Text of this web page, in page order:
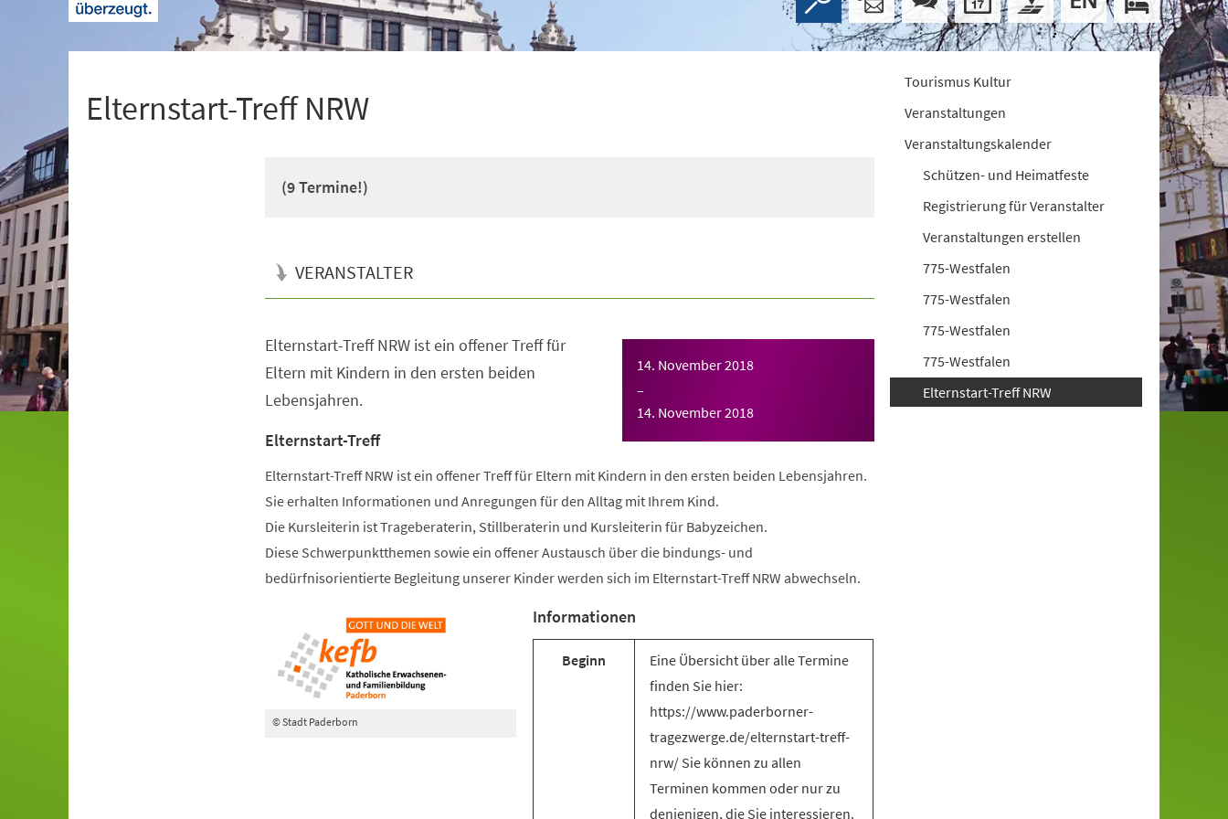
Elternstart-Treff NRW
(9 Termine!)
VERANSTALTER
14. November 2018
–
14. November 2018
Elternstart-Treff NRW ist ein offener Treff für
Eltern mit Kindern in den ersten beiden
Lebensjahren.
Elternstart-Treff
Elternstart-Treff NRW ist ein offener Treff für Eltern mit Kindern in den ersten beiden Lebensjahren.
Sie erhalten Informationen und Anregungen für den Alltag mit Ihrem Kind.
Die Kursleiterin ist Trageberaterin, Stillberaterin und Kursleiterin für Babyzeichen.
Diese Schwerpunktthemen sowie ein offener Austausch über die bindungs- und
bedürfnisorientierte Begleitung unserer Kinder werden sich im Elternstart-Treff NRW abwechseln.
© Stadt Paderborn
Informationen
Beginn
Eine Übersicht über alle Termine
finden Sie hier:
https://www.paderborner-
tragezwerge.de/elternstart-treff-
nrw/ Sie können zu allen
Terminen kommen oder nur zu
denjenigen, die Sie interessieren.
Tourismus Kultur
Veranstaltungen
Veranstaltungskalender
Schützen- und Heimatfeste
Registrierung für Veranstalter
Veranstaltungen erstellen
775-Westfalen
775-Westfalen
775-Westfalen
775-Westfalen
Elternstart-Treff NRW